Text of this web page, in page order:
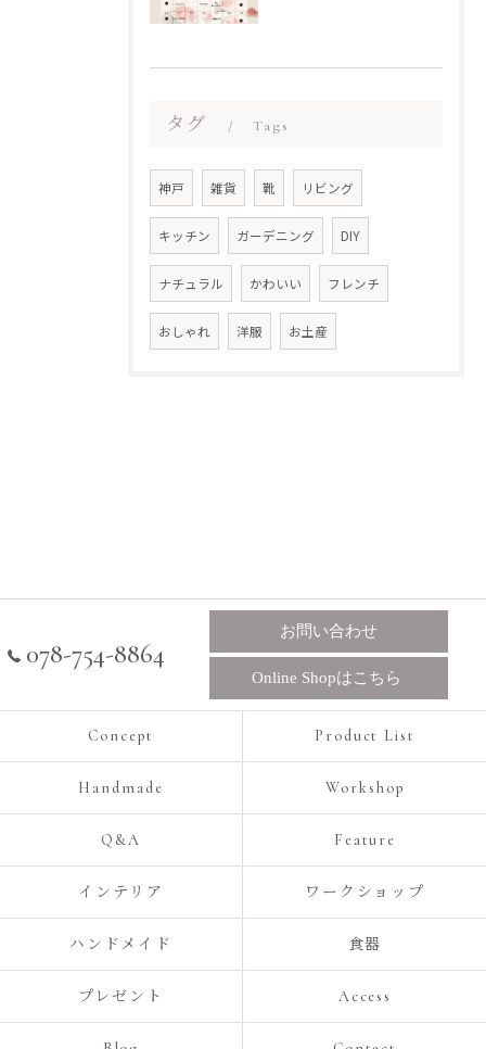
タグ Tags
神戸 雑貨 靴 リビング
キッチン ガーデニング DIY
ナチュラル かわいい フレンチ
おしゃれ 洋服 お土産
078-754-8864
お問い合わせ
Online Shopはこちら
Concept Product List
Handmade Workshop
Q&A Feature
インテリア ワークショップ
ハンドメイド 食器
プレゼント Access